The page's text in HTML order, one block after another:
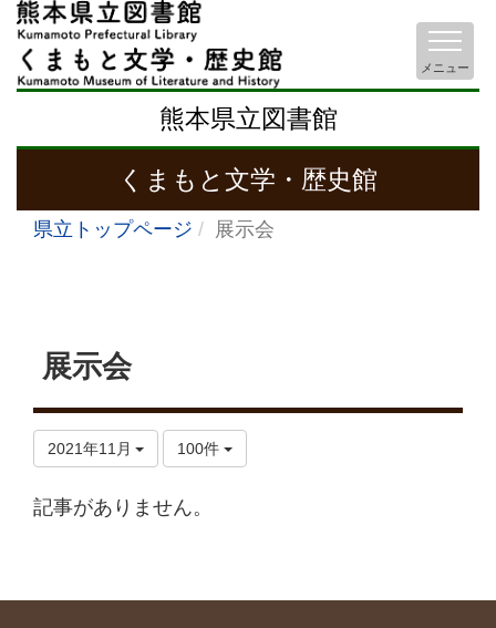
熊本県立図書館
くまもと文学・歴史館
メニュー
県立トップページ 展示会
展示会
2021年11月 100件
記事がありません。